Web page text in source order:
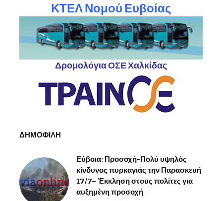
ΚΤΕΛ Νομού Ευβοίας
Δρομολόγια ΟΣΕ Χαλκίδας
ΔΗΜΟΦΙΛΗ
Εύβοια: Προσοχή-Πολύ υψηλός
κίνδυνος πυρκαγιάς την Παρασκευή
17/7– Έκκληση στους πολίτες για
αυξημένη προσοχή